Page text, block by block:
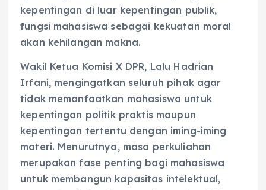
kepentingan di luar kepentingan publik,
fungsi mahasiswa sebagai kekuatan moral
akan kehilangan makna.
Wakil Ketua Komisi X DPR, Lalu Hadrian
Irfani, mengingatkan seluruh pihak agar
tidak memanfaatkan mahasiswa untuk
kepentingan politik praktis maupun
kepentingan tertentu dengan iming-iming
materi. Menurutnya, masa perkuliahan
merupakan fase penting bagi mahasiswa
untuk membangun kapasitas intelektual,